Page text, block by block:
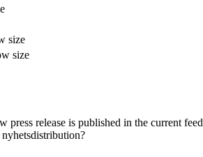
size
size
press release is published in the current feed